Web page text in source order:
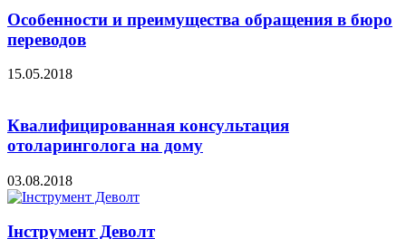
Особенности и преимущества обращения в бюро
переводов
15.05.2018
Квалифицированная консультация
отоларинголога на дому
03.08.2018
Інструмент Деволт